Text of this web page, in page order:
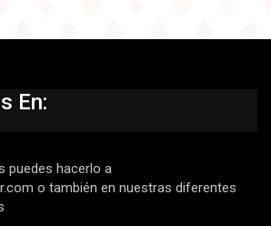
En:
puedes hacerlo a
o también en nuestras diferentes